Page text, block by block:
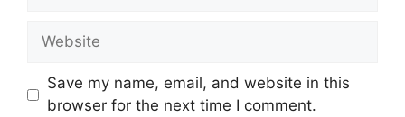
Website
Save my name, email, and website in this
browser for the next time I comment.